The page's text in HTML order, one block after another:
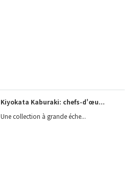
Kiyokata Kaburaki: chefs-d'œu...
Une collection à grande éche...